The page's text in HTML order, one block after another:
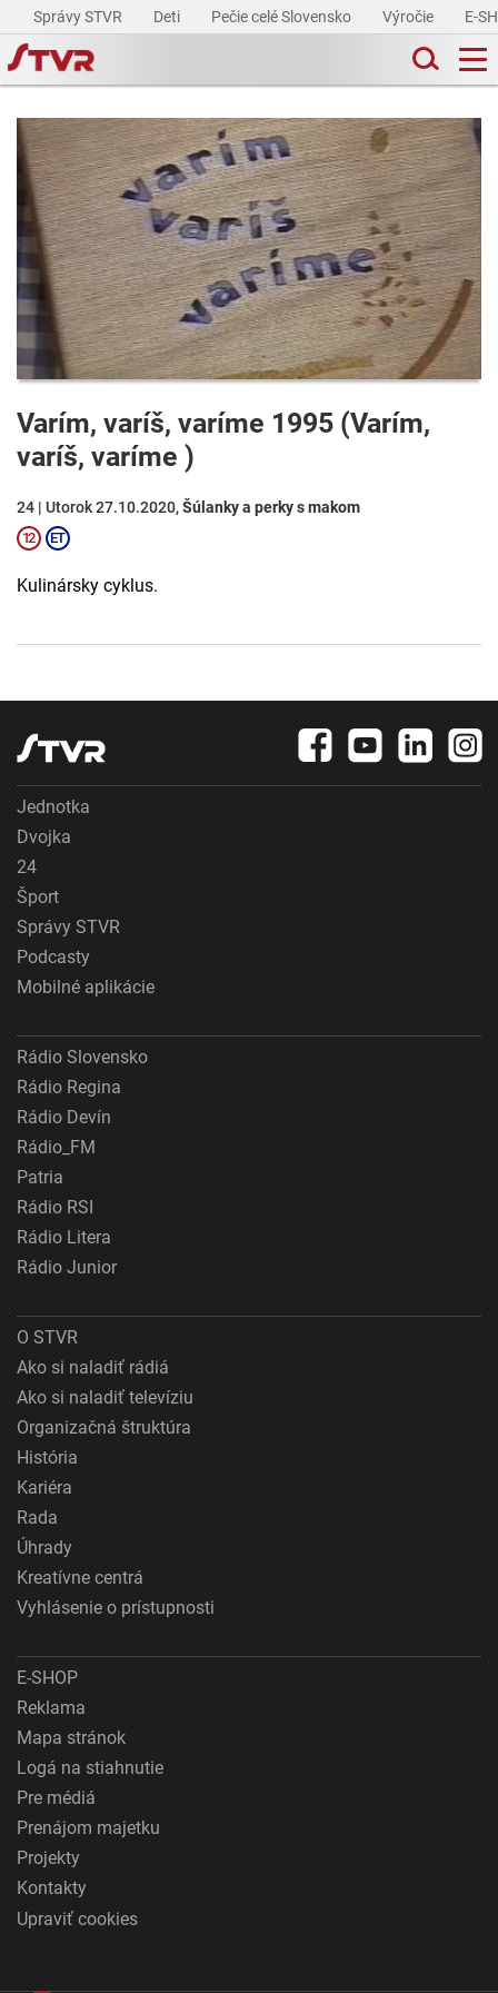
Správy STVR Deti Pečie celé Slovensko Výročie E-
Varím, varíš, varíme 1995 (Varím,
varíš, varíme )
24 | Utorok 27.10.2020,Šúlanky a perky s makom
Kulinársky cyklus.
Jednotka
Dvojka
24
Šport
Správy STVR
Podcasty
Mobilné aplikácie
Rádio Slovensko
Rádio Regina
Rádio Devín
Rádio_FM
Patria
Rádio RSI
Rádio Litera
Rádio Junior
O STVR
Ako si naladiť rádiá
Ako si naladiť televíziu
Organizačná štruktúra
História
Kariéra
Rada
Úhrady
Kreatívne centrá
Vyhlásenie o prístupnosti
E-SHOP
Reklama
Mapa stránok
Logá na stiahnutie
Pre médiá
Prenájom majetku
Projekty
Kontakty
Upraviť cookies